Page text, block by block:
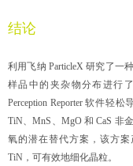
结论
利用飞纳 ParticleX 研究了一
样品中的夹杂物分布进行
Perception Reporter 软件轻
TiN、MnS、MgO 和 CaS 非
氧的潜在替代方案，该方
TiN，可有效地细化晶粒。